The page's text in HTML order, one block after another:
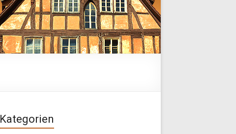
Kategorien